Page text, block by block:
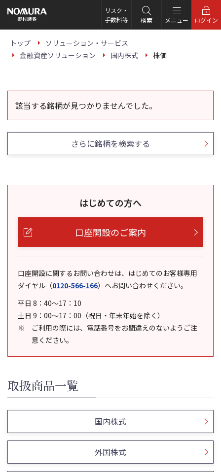
の
ー
リスク・
手数料等
検索 メニュー ログイン
トップ
ソリューション・サービス
金融資産ソリューション
国内株式 株価
該当する銘柄が見つかりませんでした。
さらに銘柄を検索する
はじめての方へ
口座開設のご案内
口座開設に関するお問い合わせは、はじめてのお客様専用
ダイヤル （0120-566-166） へお問い合わせください。
平日 8：40～17：10
土日 9：00～17：00（祝日・年末年始を除く）
ご利用の際には、電話番号をお間違えのないようご注
意ください。
取扱商品一覧
国内株式
外国株式